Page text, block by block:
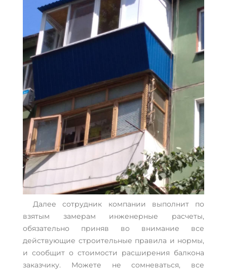
Далее сотрудник компании выполнит по
взятым замерам инженерные расчеты,
обязательно приняв во внимание все
действующие строительные правила и нормы,
и сообщит о стоимости расширения балкона
заказчику. Можете не сомневаться, все